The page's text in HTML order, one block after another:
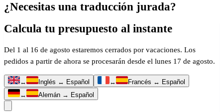
¿Necesitas una traducción jurada?
Calcula tu presupuesto al instante
Del 1 al 16 de agosto estaremos cerrados por vacaciones. Los
pedidos a partir de ahora se procesarán desde el lunes 17 de agosto.
↔ Inglés ↔ Español ↔
Francés ↔ Español
↔
Alemán → Español